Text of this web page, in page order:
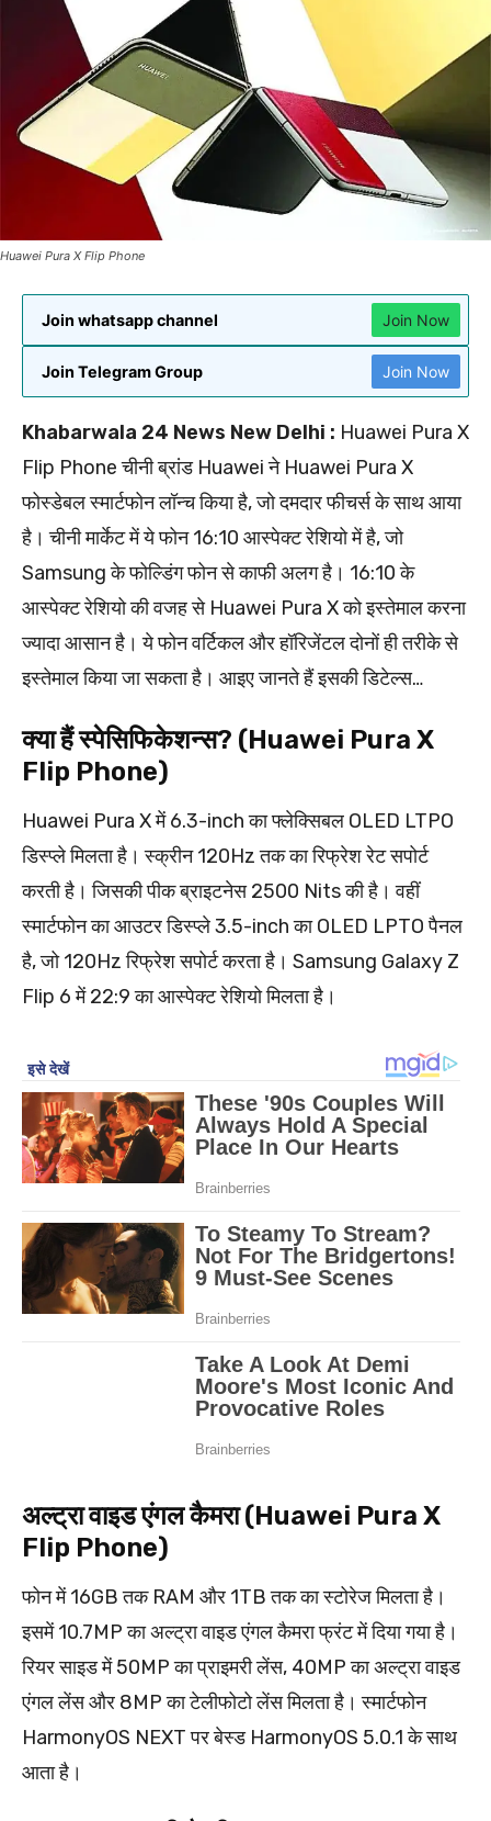
Huawei Pura X Flip Phone
Join whatsapp channel Join Now
Join Telegram Group Join Now
Khabarwala 24 News New Delhi : Huawei Pura X
Flip Phone चीनी ब्रांड Huawei ने Huawei Pura X
फोस्डेबल स्मार्टफोन लॉन्च किया है, जो दमदार फीचर्स के साथ आया
है। चीनी मार्केट में ये फोन 16:10 आस्पेक्ट रेशियो में है, जो
Samsung के फोल्डिंग फोन से काफी अलग है। 16:10 के
आस्पेक्ट रेशियो की वजह से Huawei Pura X को इस्तेमाल करना
ज्यादा आसान है। ये फोन वर्टिकल और हॉरिजेंटल दोनों ही तरीके से
इस्तेमाल किया जा सकता है। आइए जानते हैं इसकी डिटेल्स…
क्या हैं स्पेसिफिकेशन्स? (Huawei Pura X
Flip Phone)
Huawei Pura X में 6.3-inch का फ्लेक्सिबल OLED LTPO
डिस्प्ले मिलता है। स्क्रीन 120Hz तक का रिफ्रेश रेट सपोर्ट
करती है। जिसकी पीक ब्राइटनेस 2500 Nits की है। वहीं
स्मार्टफोन का आउटर डिस्प्ले 3.5-inch का OLED LPTO पैनल
है, जो 120Hz रिफ्रेश सपोर्ट करता है। Samsung Galaxy Z
Flip 6 में 22:9 का आस्पेक्ट रेशियो मिलता है।
अल्ट्रा वाइड एंगल कैमरा (Huawei Pura X
Flip Phone)
फोन में 16GB तक RAM और 1TB तक का स्टोरेज मिलता है।
इसमें 10.7MP का अल्ट्रा वाइड एंगल कैमरा फ्रंट में दिया गया है।
रियर साइड में 50MP का प्राइमरी लेंस, 40MP का अल्ट्रा वाइड
एंगल लेंस और 8MP का टेलीफोटो लेंस मिलता है। स्मार्टफोन
HarmonyOS NEXT पर बेस्ड HarmonyOS 5.0.1 के साथ
आता है।